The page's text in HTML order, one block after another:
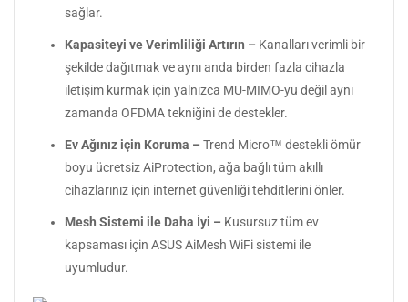
sağlar.
Kapasiteyi ve Verimliliği Artırın – Kanalları verimli bir
şekilde dağıtmak ve aynı anda birden fazla cihazla
iletişim kurmak için yalnızca MU-MIMO-yu değil aynı
zamanda OFDMA tekniğini de destekler.
Ev Ağınız için Koruma – Trend Micro™ destekli ömür
boyu ücretsiz AiProtection, ağa bağlı tüm akıllı
cihazlarınız için internet güvenliği tehditlerini önler.
Mesh Sistemi ile Daha İyi – Kusursuz tüm ev
kapsaması için ASUS AiMesh WiFi sistemi ile
uyumludur.